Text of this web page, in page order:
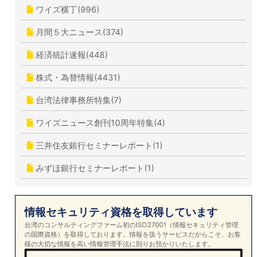
ワイズ横丁(996)
月間５大ニュース(374)
経済統計速報(448)
株式・為替情報(4431)
台湾法律事務所特集(7)
ワイズニュース創刊10周年特集(4)
三井住友銀行セミナーレポート(1)
みずほ銀行セミナーレポート(1)
情報セキュリティ資格を取得しています
台湾のコンサルティングファーム初のISO27001（情報セキュリティ管理
の国際資格）を取得しております。情報を扱うサービスだからこそ、お客
様の大切な情報を高い情報管理手法に則りお預かりいたします。